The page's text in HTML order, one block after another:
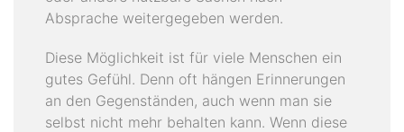
Absprache weitergegeben werden.
Diese Möglichkeit ist für viele Menschen ein
gutes Gefühl. Denn oft hängen Erinnerungen
an den Gegenständen, auch wenn man sie
selbst nicht mehr behalten kann. Wenn diese